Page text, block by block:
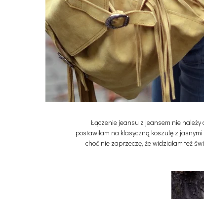
Łączenie jeansu z jeansem nie należy
postawiłam na klasyczną koszulę z
choć nie zaprzeczę, że widziałam też